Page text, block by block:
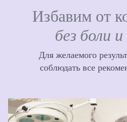
Избавим от
без боли и
Для желаемого
соблюдать все